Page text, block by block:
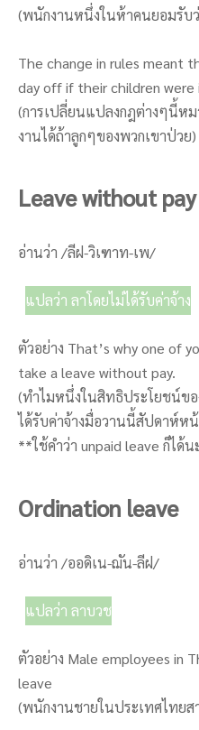
(พนักงานหนึ่งในห้าคนยอมรับว่
The change in rules meant
day off if their children were
(การเปลี่ยนแปลงกฎต่างๆนี้หม
งานได้ถ้าลูกๆของพวกเขาป่วย)
Leave without pay
อ่านว่า /ลีฝ-วิเฑาท-เพ/
แปลว่า ลาโดยไม่ได้รับค่าจ้าง
ตัวอย่าง That’s why one of
take a leave without pay.
(ทำไมหนึ่งในสิทธิประโยชน์ขอ
ได้รับค่าจ้างมื่อวานนี้สัปดาห์ห
**ใช้คำว่า unpaid leave ก็ได้
Ordination leave
อ่านว่า /ออดิเน-ฌัน-ลีฝ/
แปลว่า ลาบวช
ตัวอย่าง Male employees in
leave
(พนักงานชายในประเทศไทยส